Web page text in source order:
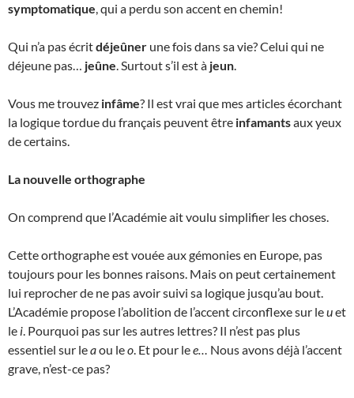
symptomatique, qui a perdu son accent en chemin!
Qui n’a pas écritdéjeûner une fois dans sa vie? Celui qui ne
déjeune pas… jeûne. Surtout s’il est à jeun.
Vous me trouvez infâme? Il est vrai que mes articles écorchant
la logique tordue du français peuvent être infamantsaux yeux
de certains.
La nouvelle orthographe
On comprend que l’Académie ait voulu simplifier les choses.
Cette orthographe est vouée aux gémonies en Europe, pas
toujours pour les bonnes raisons. Mais on peut certainement
lui reprocher de ne pas avoir suivi sa logique jusqu’au bout.
L’Académie propose l’abolition de l’accent circonflexe sur leuet
le i. Pourquoi pas sur les autres lettres? Il n’est pas plus
essentiel sur leaou leo. Et pour lee… Nous avons déjà l’accent
grave, n’est-ce pas?